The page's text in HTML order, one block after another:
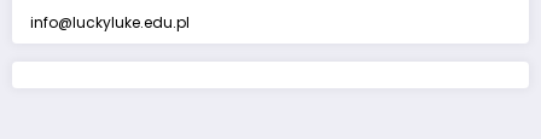
info@luckyluke.edu.pl